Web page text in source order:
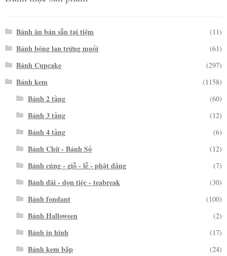
Bánh ăn bán sẵn tại tiệm (11)
Bánh bông lan trứng muối (61)
Bánh Cupcake (297)
Bánh kem (1158)
Bánh 2 tầng (60)
Bánh 3 tầng (12)
Bánh 4 tầng (6)
Bánh Chữ - Bánh Số (12)
Bánh cúng - giỗ - lễ - phật đảng (7)
Bánh đãi - dọn tiệc - teabreak (30)
Bánh fondant (100)
Bánh Halloween (2)
Bánh in hình (17)
Bánh kem bắp (24)